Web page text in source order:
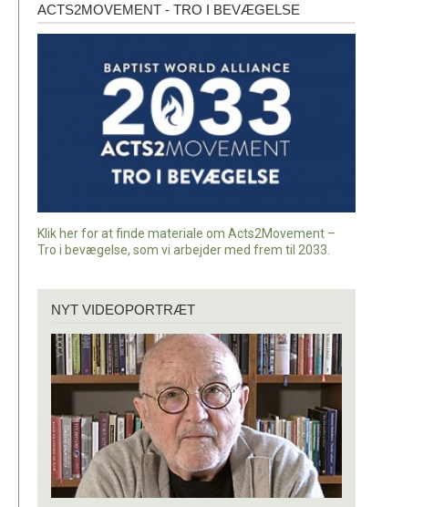
Acts2Movement
ACTS2MOVEMENT - TRO I BEVÆGELSE
Klik her for at finde materiale om Acts2Movement –
Tro i bevægelse, som vi arbejder med frem til 2033.
videoportræt
NYT VIDEOPORTRÆT